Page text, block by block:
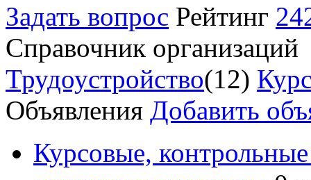
Задать вопрос Рейтинг
Справочник организаций
Трудоустройство(12)
Объявления Добавить
Курсовые,